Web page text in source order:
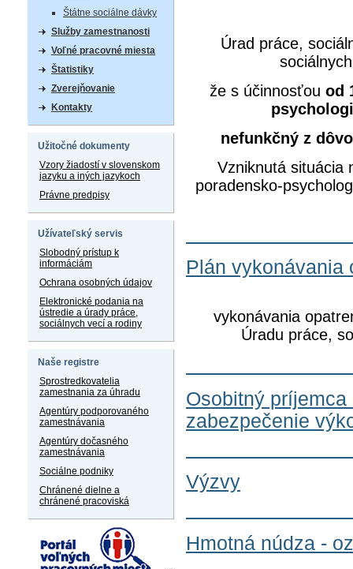
Štátne sociálne dávky
Služby zamestnanosti
Voľné pracovné miesta
Štatistiky
Zverejňovanie
Kontakty
Užitočné dokumenty
Vzory žiadostí v slovenskom
jazyku a iných jazykoch
Právne predpisy
Užívateľský servis
Slobodný prístup k
informáciám
Ochrana osobných údajov
Elektronické podania na
ústredie a úrady práce,
sociálnych vecí a rodiny
Naše registre
Sprostredkovatelia
zamestnania za úhradu
Agentúry podporovaného
zamestnávania
Agentúry dočasného
zamestnávania
Sociálne podniky
Chránené dielne a
chránené pracoviská
Úrad práce,
že s účinnosťou od
nefunkčný z
Vzniknutá situácia
poradensko-
Plán vykonávania
vykonávania
Úradu práce,
Osobitný
zabezpečenie
Výzvy
Hmotná núdza -